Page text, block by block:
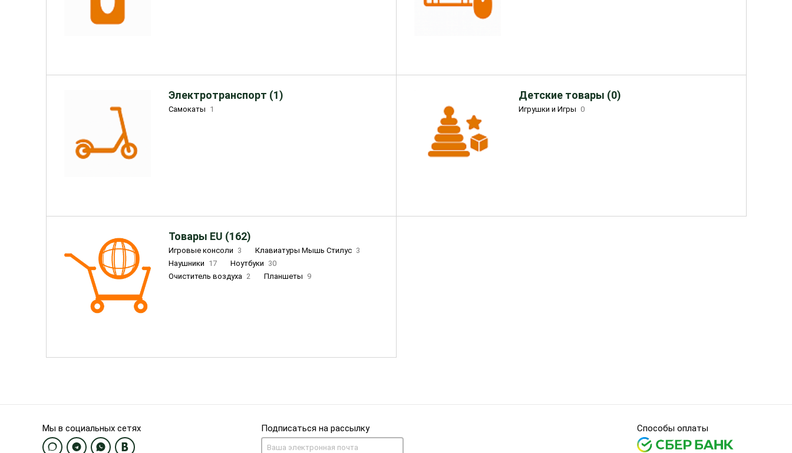
Электротранспорт (1)
Самокаты 1
Детские товары (0)
Игрушки и Игры 0
Товары EU (162)
Игровые консоли 3 Клавиатуры Мышь Стилус 3
Наушники 17 Ноутбуки 30
Очиститель воздуха 2 Планшеты 9
Мы в социальных сетях Подписаться на рассылку Способы оплаты